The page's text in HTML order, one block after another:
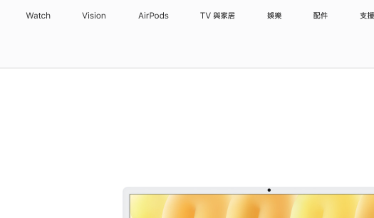
Watch Vision AirPods TV 與家居 娛樂 配件 支